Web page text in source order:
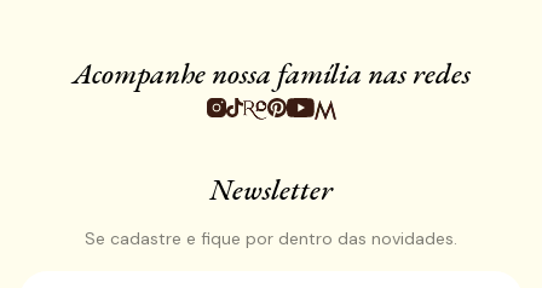
Acompanhe nossa família nas redes
Newsletter
Se cadastre e fique por dentro das novidades.